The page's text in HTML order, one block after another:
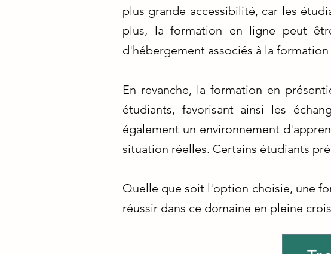
plus grande accessibilité, car les
plus, la formation en ligne peut
d'hébergement associés à la
En revanche, la formation en
étudiants, favorisant ainsi les
également un environnement
situation réelles. Certains étudiants
Quelle que soit l'option choisie, une
réussir dans ce domaine en pleine